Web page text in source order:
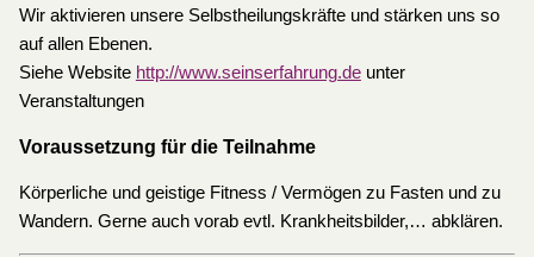
Wir aktivieren unsere Selbstheilungskräfte und stärken uns so
auf allen Ebenen.
Siehe Website http://www.seinserfahrung.deunter
Veranstaltungen
Voraussetzung für die Teilnahme
Körperliche und geistige Fitness / Vermögen zu Fasten und zu
Wandern. Gerne auch vorab evtl. Krankheitsbilder,… abklären.